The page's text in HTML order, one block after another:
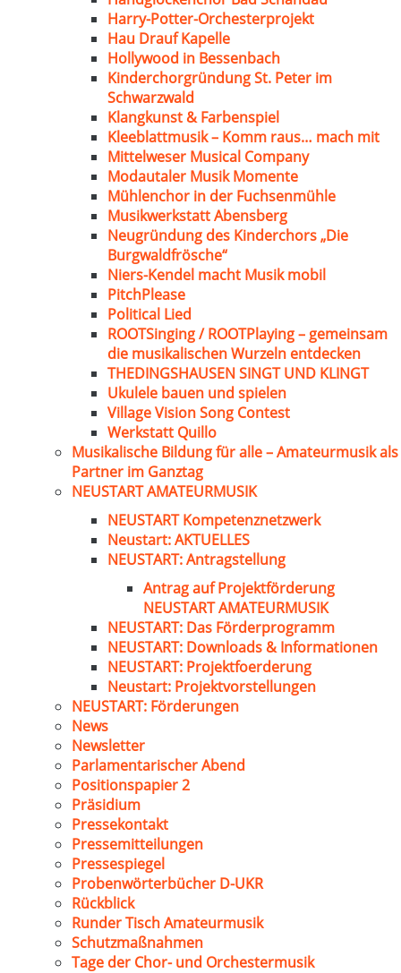
Harry-Potter-Orchesterprojekt
Hau Drauf Kapelle
Hollywood in Bessenbach
Kinderchorgründung St. Peter im
Schwarzwald
Klangkunst & Farbenspiel
Kleeblattmusik – Komm raus… mach mit
Mittelweser Musical Company
Modautaler Musik Momente
Mühlenchor in der Fuchsenmühle
Musikwerkstatt Abensberg
Neugründung des Kinderchors „Die
Burgwaldfrösche“
Niers-Kendel macht Musik mobil
PitchPlease
Political Lied
ROOTSinging / ROOTPlaying – gemeinsam
die musikalischen Wurzeln entdecken
THEDINGSHAUSEN SINGT UND KLINGT
Ukulele bauen und spielen
Village Vision Song Contest
Werkstatt Quillo
Musikalische Bildung für alle – Amateurmusik als
Partner im Ganztag
NEUSTART AMATEURMUSIK
NEUSTART Kompetenznetzwerk
Neustart: AKTUELLES
NEUSTART: Antragstellung
Antrag auf Projektförderung
NEUSTART AMATEURMUSIK
NEUSTART: Das Förderprogramm
NEUSTART: Downloads & Informationen
NEUSTART: Projektfoerderung
Neustart: Projektvorstellungen
NEUSTART: Förderungen
News
Newsletter
Parlamentarischer Abend
Positionspapier 2
Präsidium
Pressekontakt
Pressemitteilungen
Pressespiegel
Probenwörterbücher D-UKR
Rückblick
Runder Tisch Amateurmusik
Schutzmaßnahmen
Tage der Chor- und Orchestermusik